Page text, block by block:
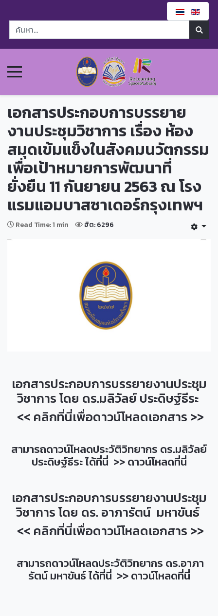
เอกสารประกอบการบรรยาย
งานประชุมวิชาการ เรื่อง ห้อง
สมุดเข้มแข็งในสังคมนวัตกรรม
เพื่อเป้าหมายการพัฒนาที่
ยั่งยืน 11 กันยายน 2563 ณ โรง
แรมแอมบาสซาเดอร์กรุงเทพฯ
Read Time: 1 min ฮิต: 6296
เอกสารประกอบการบรรยายงานประชุม
วิชาการ โดย ดร.มลิวัลย์ ประดิษฐ์ธีระ
<< คลิกที่นี่เพื่อดาวน์โหลดเอกสาร >>
สามารถดาวน์โหลดประวัติวิทยากร ดร.มลิวัลย์
ประดิษฐ์ธีระ ได้ที่นี่ >>ดาวน์โหลดที่นี่
เอกสารประกอบการบรรยายงานประชุม
วิชาการ โดย ดร. อาภารัตน์ มหาขันธ์
<< คลิกที่นี่เพื่อดาวน์โหลดเอกสาร >>
สามารถดาวน์โหลดประวัติวิทยากร ดร.อาภา
รัตน์ มหาขันธ์ ได้ที่นี่ >>ดาวน์โหลดที่นี่